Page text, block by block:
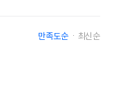
만족도순 최신순